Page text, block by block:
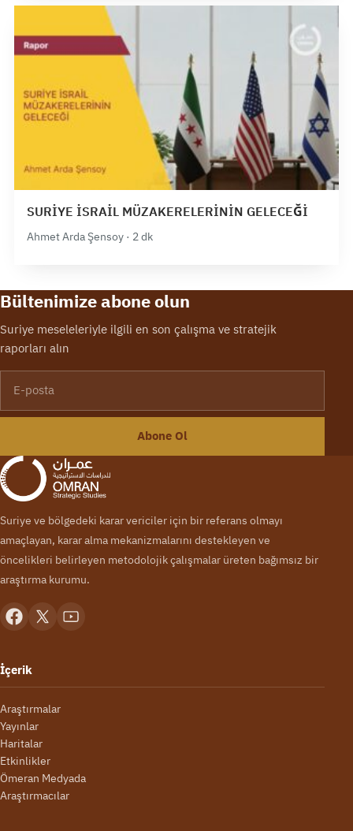
SURİYE İSRAİL MÜZAKERELERİNİN GELECEĞİ
Ahmet Arda Şensoy · 2 dk
Bültenimize abone olun
Suriye meseleleriyle ilgili en son çalışma ve stratejik
raporları alın
Abone Ol
Suriye ve bölgedeki karar vericiler için bir referans olmayı
amaçlayan, karar alma mekanizmalarını destekleyen ve
öncelikleri belirleyen metodolojik çalışmalar üreten bağımsız bir
araştırma kurumu.
İçerik
Araştırmalar
Yayınlar
Haritalar
Etkinlikler
Ömeran Medyada
Araştırmacılar